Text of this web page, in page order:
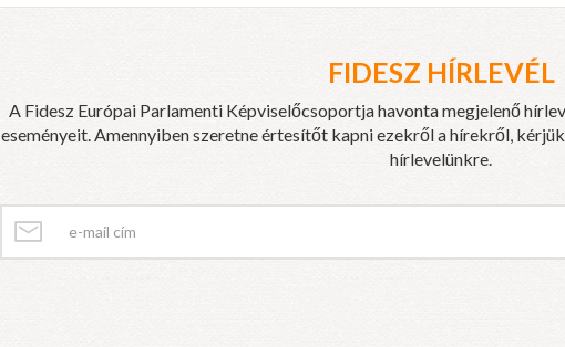
FIDESZ HÍRLEVÉL
A Fidesz Európai Parlamenti Képviselőcsoportja havonta megjelenő
eseményeit. Amennyiben szeretne értesítőt kapni ezekről a hírekről,
hírlevelünkre.